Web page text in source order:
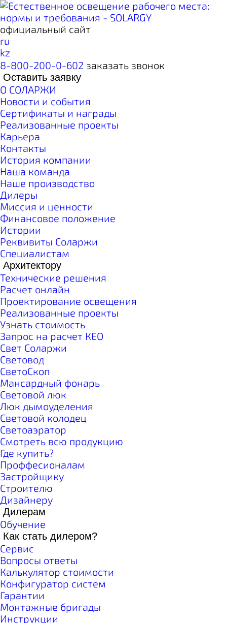
официальный сайт
ru
kz
8-800-200-0-602 заказать звонок
Оставить заявку
О СОЛАРЖИ
Новости и события
Сертификаты и награды
Реализованные проекты
Карьера
Контакты
История компании
Наша команда
Наше производство
Дилеры
Миссия и ценности
Финансовое положение
Истории
Реквивиты Соларжи
Специалистам
Архитектору
Технические решения
Расчет онлайн
Проектирование освещения
Реализованные проекты
Узнать стоимость
Запрос на расчет КЕО
Свет Соларжи
Световод
СветоСкоп
Мансардный фонарь
Световой люк
Люк дымоуделения
Световой колодец
Светоаэратор
Смотреть всю продукцию
Где купить?
Проффесионалам
Застройщику
Строителю
Дизайнеру
Дилерам
Обучение
Как стать дилером?
Сервис
Вопросы ответы
Калькулятор стоимости
Конфигуратор систем
Гарантии
Монтажные бригады
Инструкции